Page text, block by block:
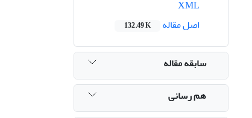
اصل مقاله
132.49 K
سابقه مقاله
هم رسانی